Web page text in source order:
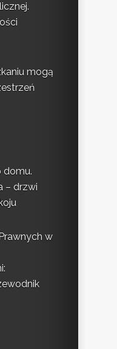
mogą
domu.
– drzwi
w